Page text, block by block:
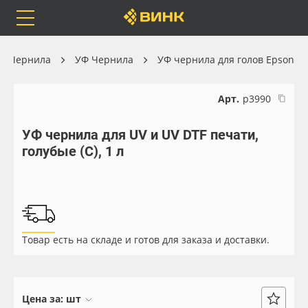
Каталог
Бренды
Доставка
Весь каталог
Самоклеящиеся плёнки
Листовые материалы
Чернила УФ Чернила УФ чернила для голов Epson
Арт. р3990
УФ чернила для UV и UV DTF печати,
голубые (C), 1 л
Товар есть на складе и готов для заказа и доставки.
Цена за: шт